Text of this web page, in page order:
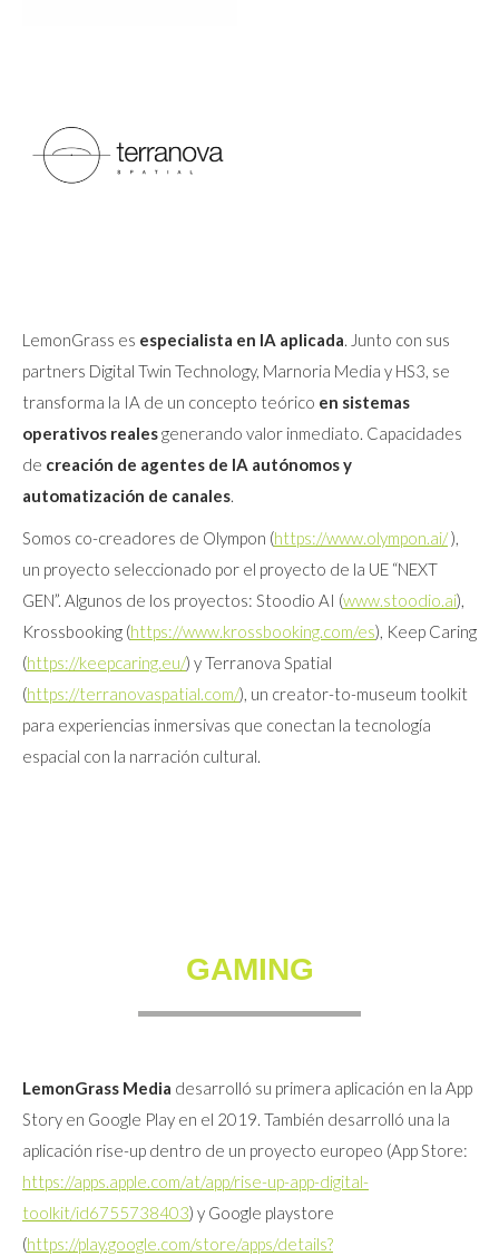
LemonGrass es especialista en IA aplicada. Junto con sus
partners Digital Twin Technology, Marnoria Media y HS3, se
transforma la IA de un concepto teórico en sistemas
operativos realesgenerando valor inmediato. Capacidades
de creación de agentes de IA autónomos y
automatización de canales.
Somos co-creadores de Olympon (https://www.olympon.ai/),
un proyecto seleccionado por el proyecto de la UE “NEXT
GEN”. Algunos de los proyectos: Stoodio AI (www.stoodio.ai),
Krossbooking (https://www.krossbooking.com/es), Keep Caring
(https://keepcaring.eu/) y Terranova Spatial
(https://terranovaspatial.com/), un creator-to-museum toolkit
para experiencias inmersivas que conectan la tecnología
espacial con la narración cultural.
GAMING
LemonGrass Media desarrolló su primera aplicación en la App
Story en Google Play en el 2019. También desarrolló una la
aplicación rise-up dentro de un proyecto europeo (App Store:
https://apps.apple.com/at/app/rise-up-app-digital-
toolkit/id6755738403) y Google playstore
(https://play.google.com/store/apps/details?